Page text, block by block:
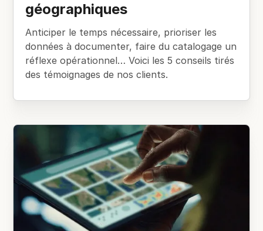
géographiques
Anticiper le temps nécessaire, prioriser les
données à documenter, faire du catalogage un
réflexe opérationnel… Voici les 5 conseils tirés
des témoignages de nos clients.